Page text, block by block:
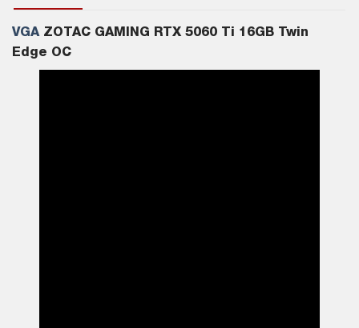
VGAZOTAC GAMING RTX 5060 Ti 16GB Twin
Edge OC